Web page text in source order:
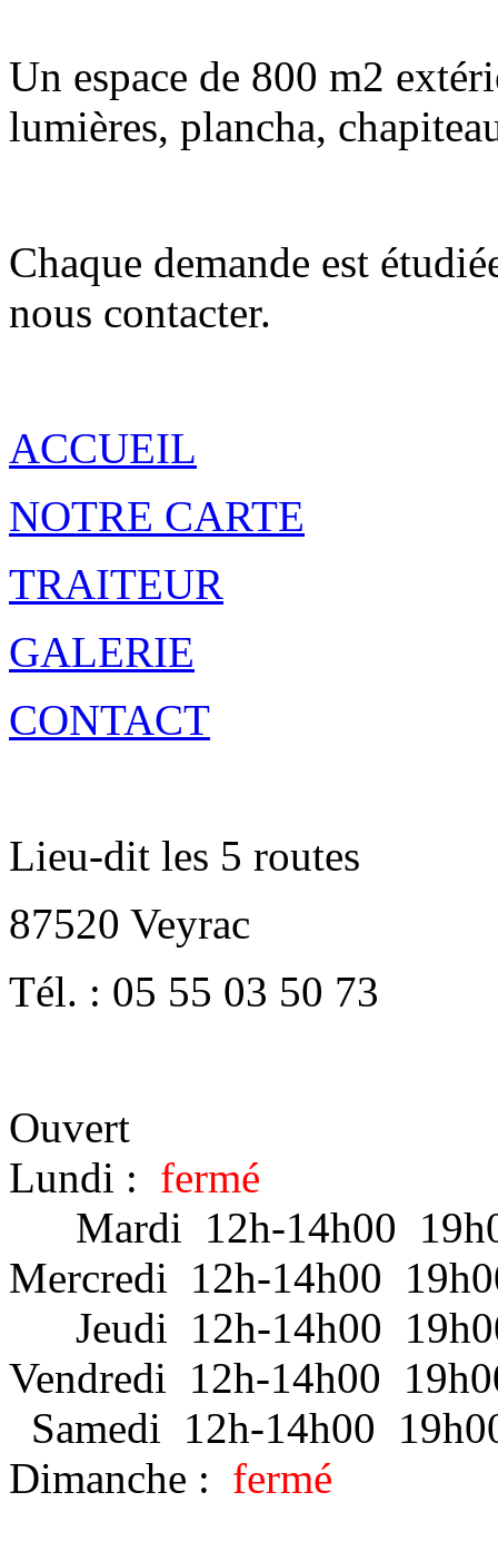
Un espace de 800 m2
lumières, plancha,
Chaque demande est
nous contacter.
ACCUEIL
NOTRE CARTE
TRAITEUR
GALERIE
CONTACT
Lieu-dit les 5 routes
87520 Veyrac
Tél. : 05 55 03 50 73
Ouvert
Lundi : fermé
Mardi 12h-14h00
Mercredi 12h-14h00
Jeudi 12h-14h00
Vendredi 12h-14h00
Samedi 12h-14h00
Dimanche : fermé